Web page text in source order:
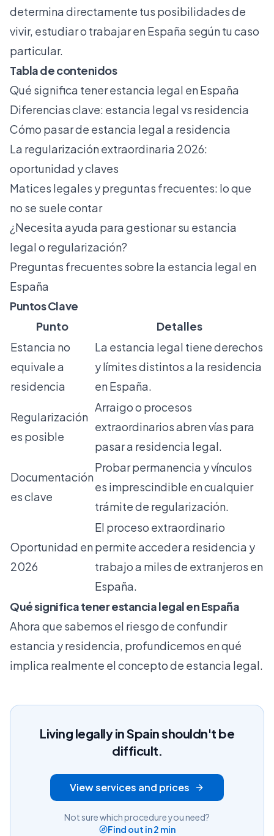
determina directamente tus posibilidades de
vivir, estudiar o trabajar en España según tu caso
particular.
Tabla de contenidos
Qué significa tener estancia legal en España
Diferencias clave: estancia legal vs residencia
Cómo pasar de estancia legal a residencia
La regularización extraordinaria 2026:
oportunidad y claves
Matices legales y preguntas frecuentes: lo que
no se suele contar
¿Necesita ayuda para gestionar su estancia
legal o regularización?
Preguntas frecuentes sobre la estancia legal en
España
Puntos Clave
Punto
Detalles
Estancia no
equivale a
residencia
La estancia legal tiene derechos
y límites distintos a la residencia
en España.
Regularización
es posible
Arraigo o procesos
extraordinarios abren vías para
pasar a residencia legal.
Documentación
es clave
Probar permanencia y vínculos
es imprescindible en cualquier
trámite de regularización.
Oportunidad en
2026
El proceso extraordinario
permite acceder a residencia y
trabajo a miles de extranjeros en
España.
Qué significa tener estancia legal en España
Ahora que sabemos el riesgo de confundir
estancia y residencia, profundicemos en qué
implica realmente el concepto de estancia legal.
Living legally in Spain shouldn't be
difficult.
View services and prices
Not sure which procedure you need?
Find out in 2 min